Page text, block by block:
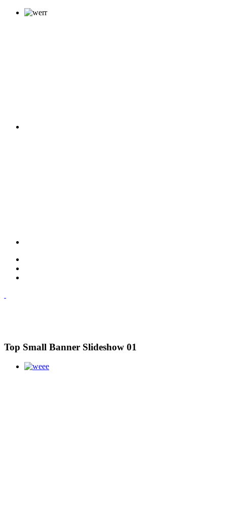
Top Small Banner Slideshow 01